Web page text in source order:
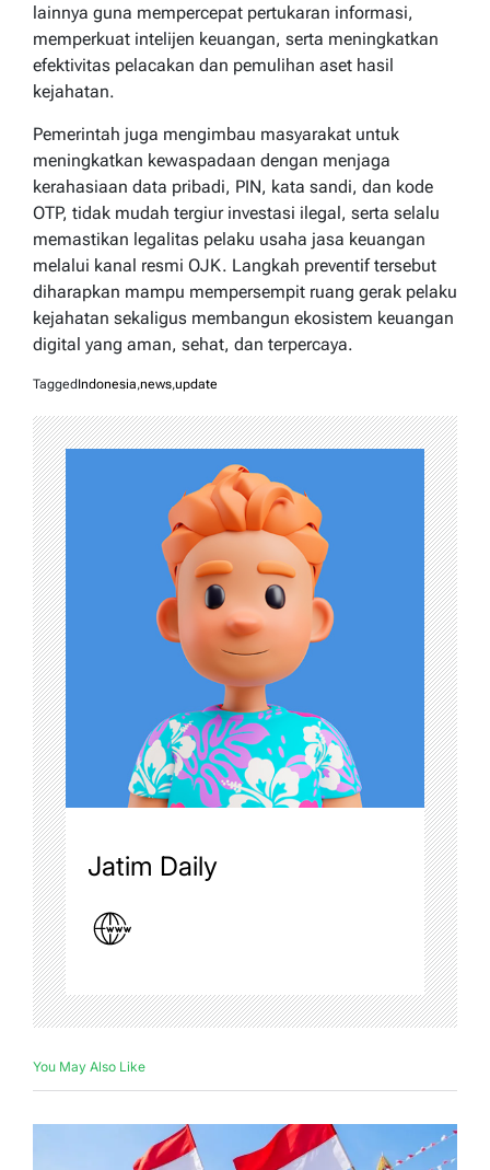
lainnya guna mempercepat pertukaran informasi,
memperkuat intelijen keuangan, serta meningkatkan
efektivitas pelacakan dan pemulihan aset hasil
kejahatan.
Pemerintah juga mengimbau masyarakat untuk
meningkatkan kewaspadaan dengan menjaga
kerahasiaan data pribadi, PIN, kata sandi, dan kode
OTP, tidak mudah tergiur investasi ilegal, serta selalu
memastikan legalitas pelaku usaha jasa keuangan
melalui kanal resmi OJK. Langkah preventif tersebut
diharapkan mampu mempersempit ruang gerak pelaku
kejahatan sekaligus membangun ekosistem keuangan
digital yang aman, sehat, dan terpercaya.
Tagged Indonesia,news,update
Jatim Daily
You May Also Like